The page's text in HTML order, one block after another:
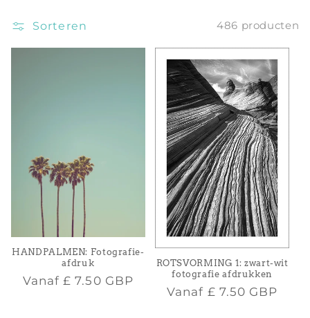
Sorteren 486 producten
HANDPALMEN: Fotografie-
afdruk
Normale
Vanaf£ 7.50 GBP
ROTSVORMING 1: zwart-wit
fotografie afdrukken
Normale
Vanaf £ 7.50 GBP